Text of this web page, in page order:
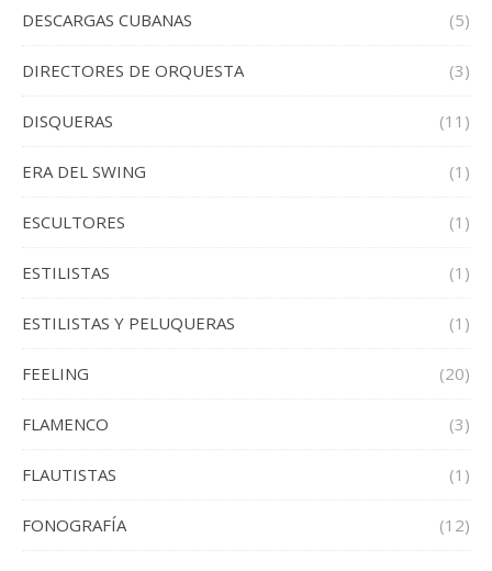
DESCARGAS CUBANAS (5)
DIRECTORES DE ORQUESTA (3)
DISQUERAS (11)
ERA DEL SWING (1)
ESCULTORES (1)
ESTILISTAS (1)
ESTILISTAS Y PELUQUERAS (1)
FEELING (20)
FLAMENCO (3)
FLAUTISTAS (1)
FONOGRAFÍA (12)